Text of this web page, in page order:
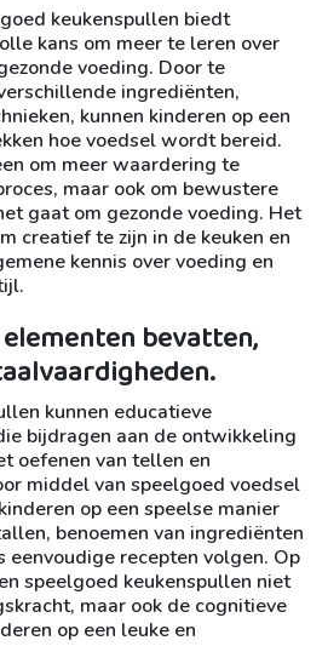
keukenspullen biedt
kans om meer te leren over
voeding. Door te
ingrediënten,
kunnen kinderen op een
hoe voedsel wordt bereid.
om meer waardering te
maar ook om bewustere
gaat om gezonde voeding. Het
creatief te zijn in de keuken en
kennis over voeding en
bevatten,
kunnen educatieve
bijdragen aan de ontwikkeling
oefenen van tellen en
middel van speelgoed voedsel
op een speelse manier
benoemen van ingrediënten
eenvoudige recepten volgen. Op
speelgoed keukenspullen niet
maar ook de cognitieve
op een leuke en